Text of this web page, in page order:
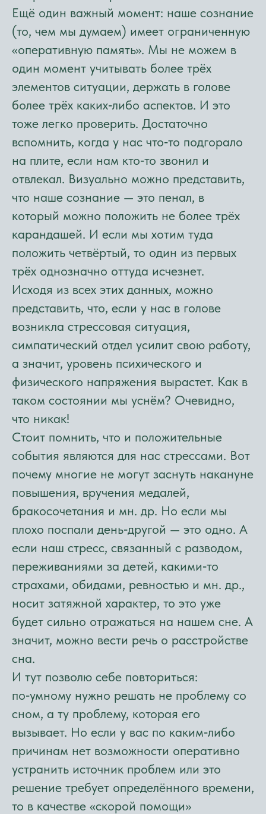
Ещё один важный момент: наше сознание
(то, чем мы думаем) имеет ограниченную
«оперативную память». Мы не можем в
один момент учитывать более трёх
элементов ситуации, держать в голове
более трёх каких‑либо аспектов. И это
тоже легко проверить. Достаточно
вспомнить, когда у нас что‑то подгорало
на плите, если нам кто‑то звонил и
отвлекал. Визуально можно представить,
что наше сознание — это пенал, в
который можно положить не более трёх
карандашей. И если мы хотим туда
положить четвёртый, то один из первых
трёх однозначно оттуда исчезнет.
Исходя из всех этих данных, можно
представить, что, если у нас в голове
возникла стрессовая ситуация,
симпатический отдел усилит свою работу,
а значит, уровень психического и
физического напряжения вырастет. Как в
таком состоянии мы уснём? Очевидно,
что никак!
Стоит помнить, что и положительные
события являются для нас стрессами. Вот
почему многие не могут заснуть накануне
повышения, вручения медалей,
бракосочетания и мн. др. Но если мы
плохо поспали день‑другой — это одно. А
если наш стресс, связанный с разводом,
переживаниями за детей, какими‑то
страхами, обидами, ревностью и мн. др.,
носит затяжной характер, то это уже
будет сильно отражаться на нашем сне. А
значит, можно вести речь о расстройстве
сна.
И тут позволю себе повториться:
по‑умному нужно решать не проблему со
сном, а ту проблему, которая его
вызывает. Но если у вас по каким‑либо
причинам нет возможности оперативно
устранить источник проблем или это
решение требует определённого времени,
то в качестве «скорой помощи»